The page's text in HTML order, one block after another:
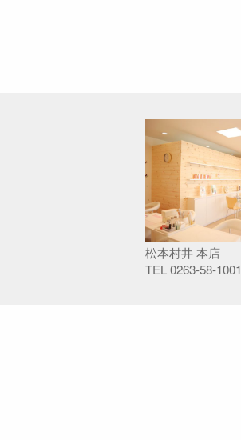
松本村井 本店
TEL0263-58-1001